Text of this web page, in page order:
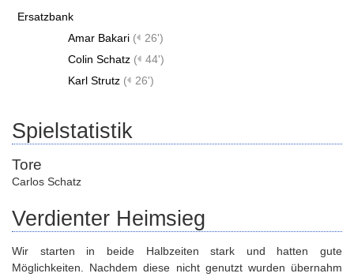
Ersatzbank
Amar Bakari (
26')
Colin Schatz (
44')
Karl Strutz ( 26')
Spielstatistik
Tore
Carlos Schatz
Verdienter Heimsieg
Wir starten in beide Halbzeiten stark und hatten gute
Möglichkeiten. Nachdem diese nicht genutzt wurden übernahm